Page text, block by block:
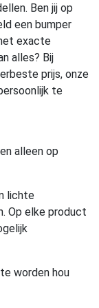
Ben jij op
een bumper
exacte
alles? Bij
prijs, onze
te
alleen op
lichte
Op elke product
worden hou